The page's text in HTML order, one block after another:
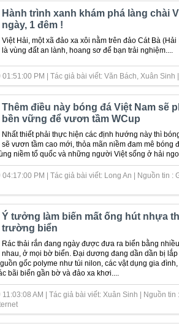
Hành trình xanh khám phá làng chài
ngày, 1 đêm !
Việt Hải, một xã đảo xa xôi nằm trên đảo Cát Bà (Hải
là vùng đất an lành, hoang sơ để bạn trải nghiệm....
PM | Tác giả bài viết: Văn Bách, Xuân Sinh
Thêm điều này bóng đá Việt Nam sẽ
bền vững để vươn tầm WCup
Nhất thiết phải thực hiện các định hướng này thì
sẽ vươn tầm cao mới, thỏa mãn niềm đam mê bóng
niềm tổ quốc và những người Việt sống ở hải
PM | Tác giả bài viết: Long An | Nguồn tin :
Ý tưởng làm biến mất ống hút nhựa
trường biển
Rác thải rắn đang ngày được đưa ra biển bằng
nhau, ở mọi bờ biển. Đại dương đang dần dần bị
gốc polyme như túi nilon, các vật dụng gia
bãi biển gần bờ và đảo xa khơi....
AM | Tác giả bài viết: Xuân Sinh | Nguồn tin